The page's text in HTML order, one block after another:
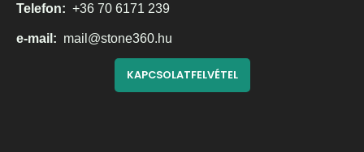
Telefon: +36 70 6171 239
e-mail: mail@stone360.hu
KAPCSOLATFELVÉTEL